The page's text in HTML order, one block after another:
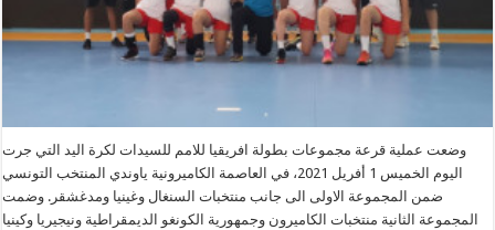
وضعت عملية قرعة مجموعات بطولة افريقيا للامم للسيدات لكرة اليد التي جرت
اليوم الخميس 1 أفريل 2021، في العاصمة الكاميرونية ياوندي المنتخب التونسي
ضمن المجموعة الاولى الى جانب منتخبات السنغال وغينيا ومدغشقر. وضمت
المجموعة الثانية منتخبات الكاميرون وجمهورية الكونغو الديمقراطية ونيجيريا وكينيا